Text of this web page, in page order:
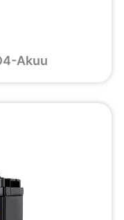
Akuu